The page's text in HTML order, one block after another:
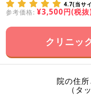
4.7(当サ
参考価格: ¥3,500円(税抜
クリニッ
院の住
（タ